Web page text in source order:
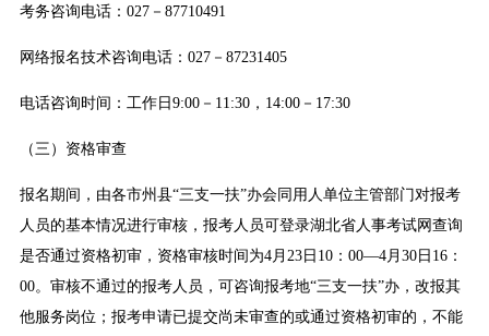
考务咨询电话：027－87710491
网络报名技术咨询电话：027－87231405
电话咨询时间：工作日9:00－11:30，14:00－17:30
（三）资格审查
报名期间，由各市州县“三支一扶”办会同用人单位主管部门对报考
人员的基本情况进行审核，报考人员可登录湖北省人事考试网查询
是否通过资格初审，资格审核时间为4月23日10：00—4月30日16：
00。审核不通过的报考人员，可咨询报考地“三支一扶”办，改报其
他服务岗位；报考申请已提交尚未审查的或通过资格初审的，不能